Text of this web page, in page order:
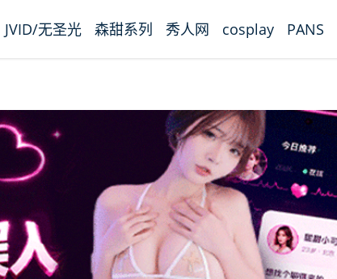
JVID/无圣光 森甜系列 秀人网 cosplay PANS